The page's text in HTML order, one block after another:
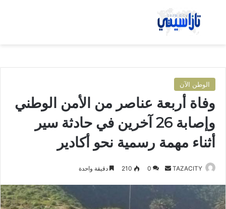
بحث عن
الوطن الآن
وفاة أربعة عناصر من الأمن الوطني
وإصابة 26 آخرين في حادثة سير
أثناء مهمة رسمية نحو أكادير
TAZACITY
ل
0
210 دقيقة واحدة